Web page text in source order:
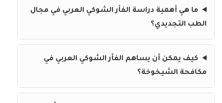
ما هي أهمية دراسة الفأر الشوكي العربي في مجال
الطب التجديدي؟
كيف يمكن أن يساهم الفأر الشوكي العربي في
مكافحة الشيخوخة؟